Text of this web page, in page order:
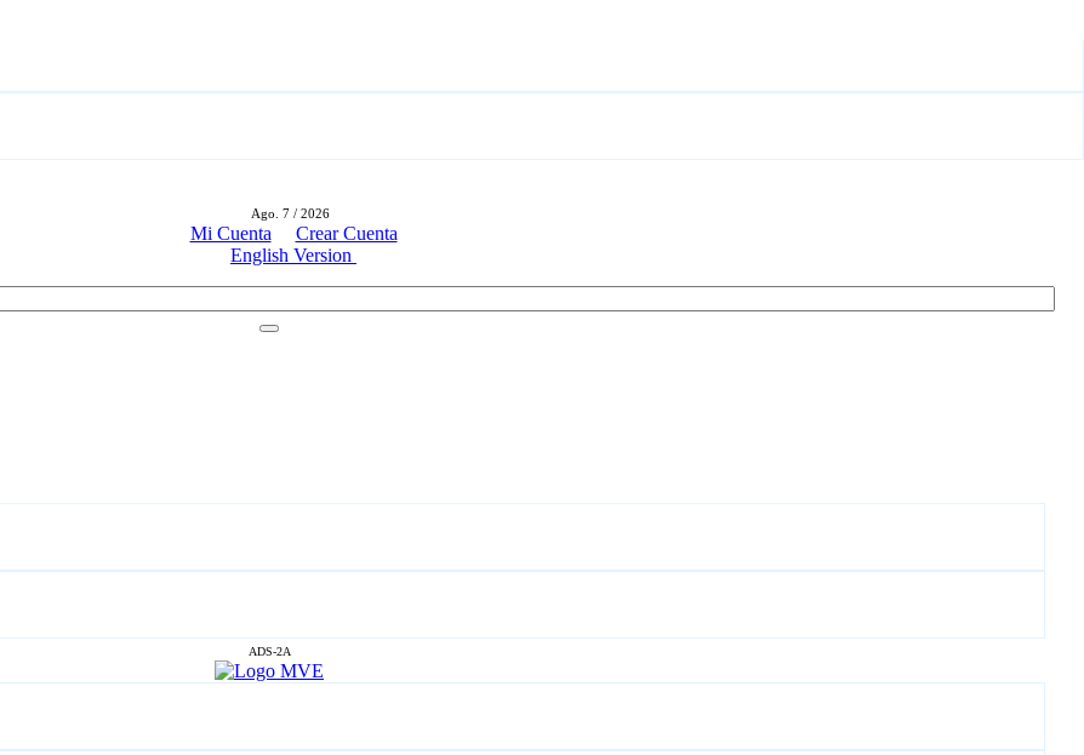
Ago. 7 / 2026
Mi Cuenta
Crear Cuenta
English Version
ADS-2A